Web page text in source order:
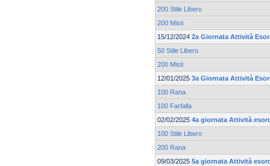
200 Stile Libero
200 Misti
15/12/2024 2a Giornata Attività
50 Stile Libero
200 Misti
12/01/2025 3a Giornata Attività
100 Rana
100 Farfalla
02/02/2025 4a giornata Attività
100 Stile Libero
200 Rana
09/03/2025 5a giornata Attività